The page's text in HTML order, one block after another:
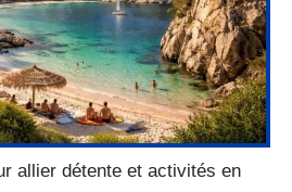
allier détente et activités en